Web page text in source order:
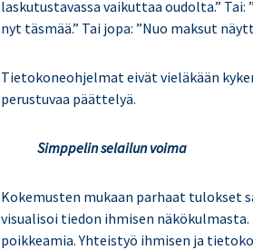
laskutustavassa vaikuttaa oudolta.”
nyt täsmää.” Tai jopa: ”Nuo maksut
Tietokoneohjelmat eivät vieläkään
perustuvaa päättelyä.
Simppelin selailun voima
Kokemusten mukaan parhaat tulokset
visualisoi tiedon ihmisen
poikkeamia. Yhteistyö ihmisen ja